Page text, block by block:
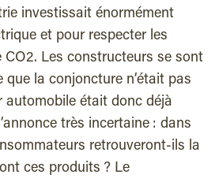
investissait énormément
et pour respecter les
CO2. Les constructeurs se sont
que la conjoncture n’était pas
automobile était donc déjà
très incertaine : dans
retrouveront-ils la
ces produits ? Le